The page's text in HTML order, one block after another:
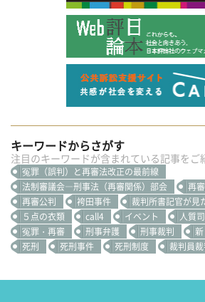
キーワードからさがす
注目のキーワードが含まれている記事をご
冤罪（誤判）と再審法改正の最前線
法制審議会―刑事法（再審関係）部会
再
再審公判
袴田事件
裁判所書記官が見
５点の衣類
call4 イベント 人質
冤罪・再審
刑事弁護 刑事裁判
死刑
死刑事件 死刑制度 裁判員